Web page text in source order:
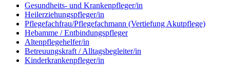
Gesundheits- und Krankenpfleger/in
Heilerziehungspfleger/in
Pflegefachfrau/Pflegefachmann (Vertiefung Akutpflege)
Hebamme / Entbindungspfleger
Altenpflegehelfer/in
Betreuungskraft / Alltagsbegleiter/in
Kinderkrankenpfleger/in